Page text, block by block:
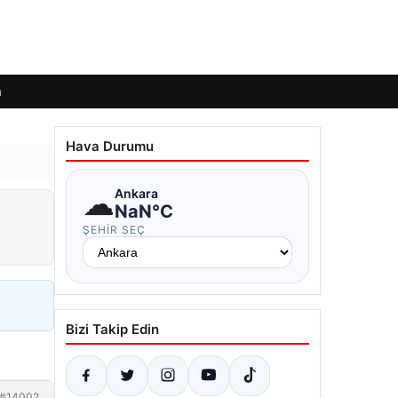
Hava Durumu
☁Ankara
NaN°C
ŞEHIR SEÇ
Bizi Takip Edin